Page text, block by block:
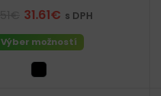
31.61€ s DPH
Výber možností